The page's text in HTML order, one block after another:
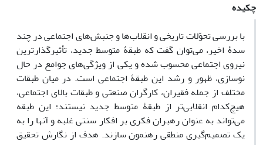
چکیده
با بررسی تحوّلات تاریخی و انقلاب‌ها و جنبش‌های اجتماعی در چند
سدۀ اخیر، می‌توان گفت که طبقۀ متوسط جدید، تأثیرگذارترین
نیروی اجتماعی محسوب شده و یکی از ویژگی‌های جوامع در حال
نوسازی، ظهور و رشد این طبقۀ اجتماعی است. در میان طبقات
مختلف از جمله فقیران، کارگران صنعتی و طبقات بالای اجتماعی،
هیچ‌کدام انقلابی‌تر از طبقۀ متوسط جدید نیستند؛ این طبقه
می‌تواند به عنوان رهبران فکری بر افکار سنتی غلبه و آنها را به
یک تصمیم‌گیری منطقی رهنمون سازند. هدف از نگارش تحقیق